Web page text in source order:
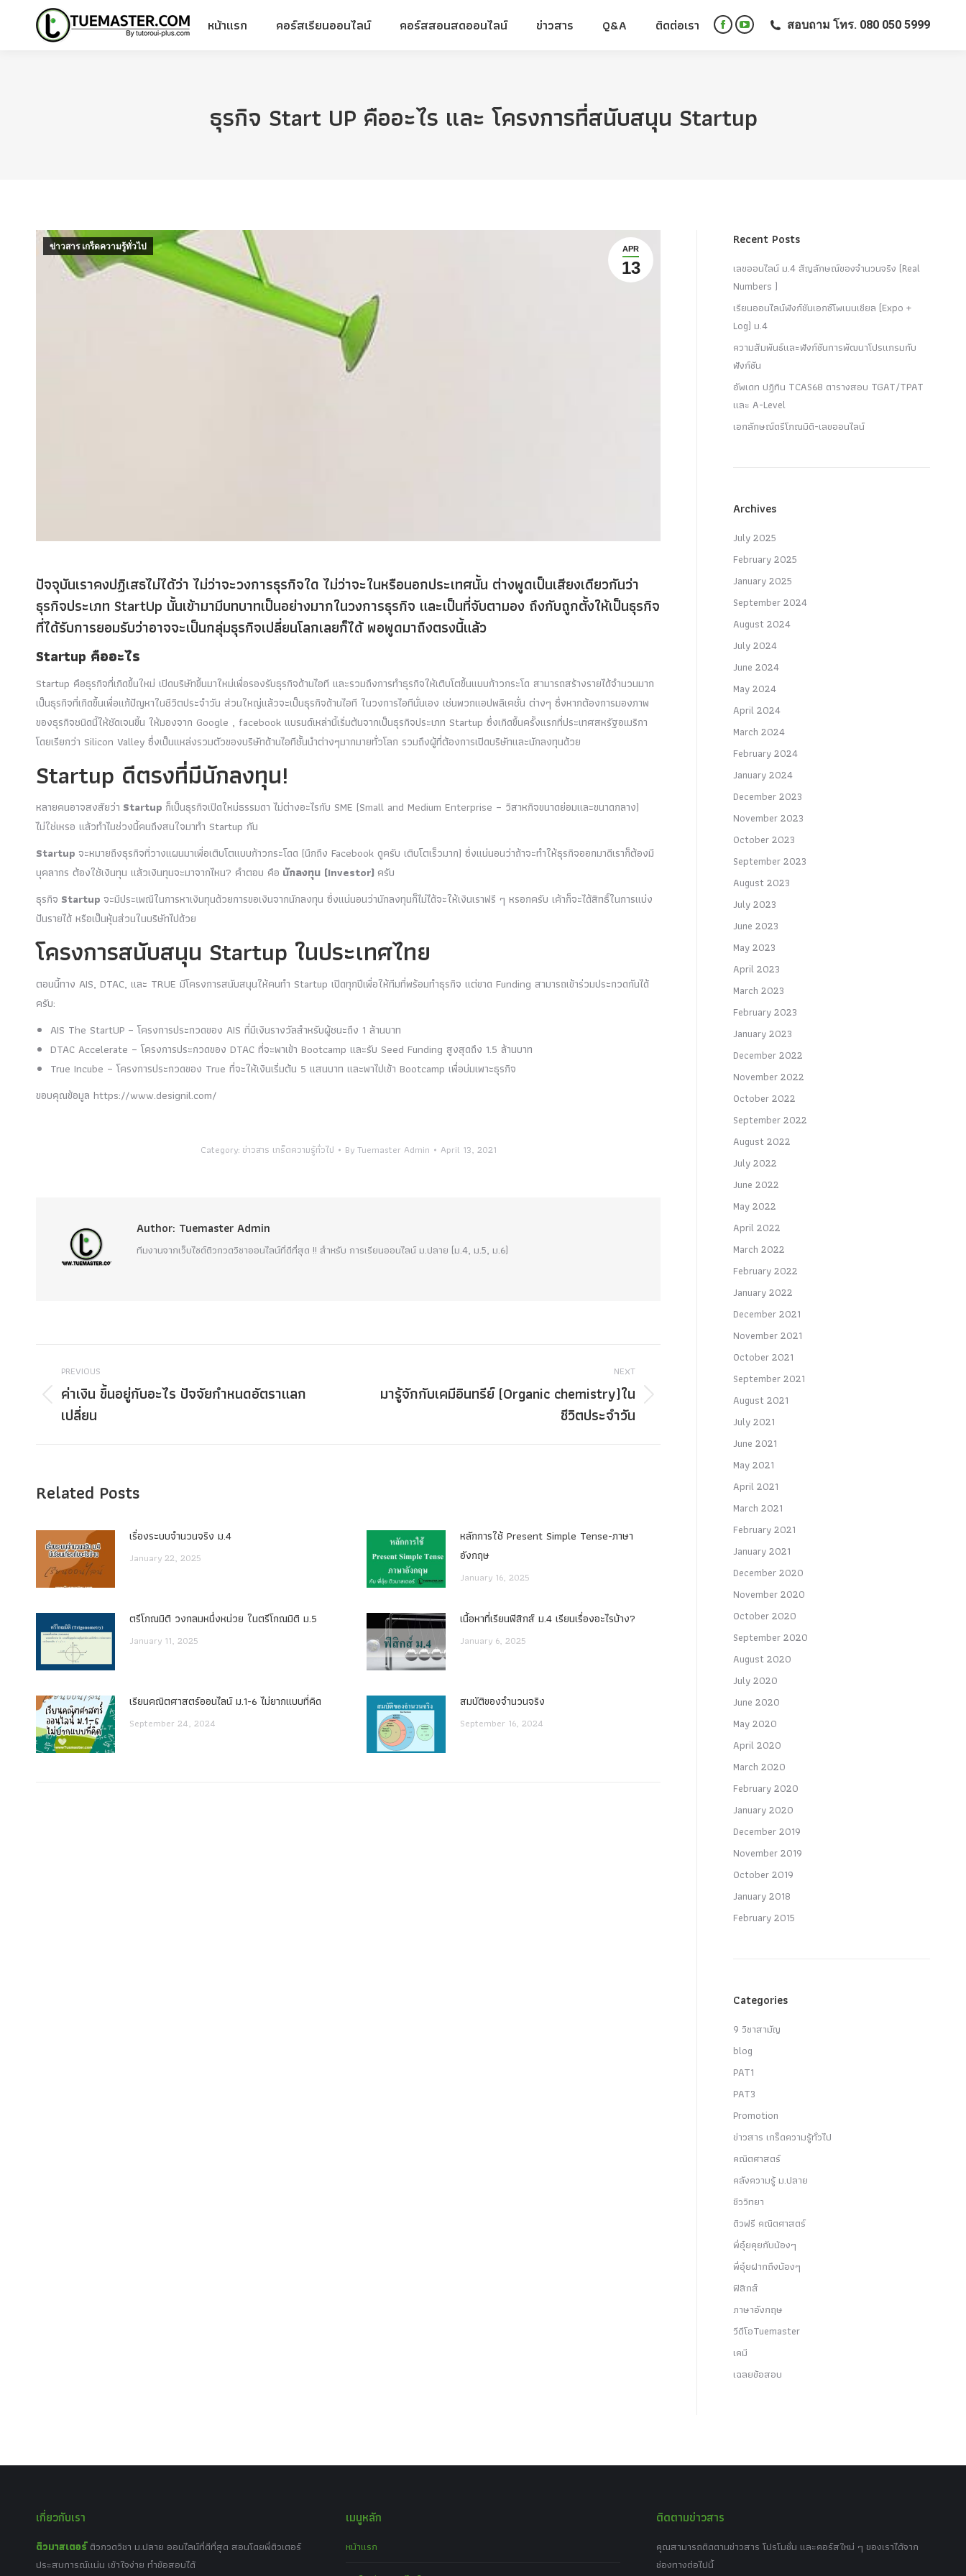
หน้าแรก คอร์สเรียนออนไลน์ คอร์สสอนสดออนไลน์ ข่าวสาร Q&A ติดต่อเรา
Facebook
new
window
YouTube
window
สอบถาม โทร. 080 050 5999
ธุรกิจ Start UP คืออะไร และ โครงการที่สนับสนุน Startup
APR
13
ข่าวสาร เกร็ดความรู้ทั่วไป
ปัจจุบันเราคงปฏิเสธไม่ได้ว่า ไม่ว่าจะวงการธุรกิจใด ไม่ว่าจะในหรือนอกประเทศนั้น ต่างพูดเป็นเสียงเดียวกันว่า
ธุรกิจประเภท StartUp นั้นเข้ามามีบทบาทเป็นอย่างมากในวงการธุรกิจ และเป็นที่จับตามอง ถึงกับถูกตั้งให้เป็นธุรกิจ
ที่ได้รับการยอมรับว่าอาจจะเป็นกลุ่มธุรกิจเปลี่ยนโลกเลยก็ได้ พอพูดมาถึงตรงนี้แล้ว
Startup คืออะไร
Startup คือธุรกิจที่เกิดขึ้นใหม่ เปิดบริษัทขึ้นมาใหม่เพื่อรองรับธุรกิจด้านไอที และรวมถึงการทำธุรกิจให้เติบโตขึ้นแบบก้าวกระโด สามารถสร้างรายได้จำนวนมาก
เป็นธุรกิจที่เกิดขึ้นเพื่อแก้ปัญหาในชีวิตประจำวัน ส่วนใหญ่แล้วจะเป็นธุรกิจด้านไอที ในวงการไอทีนั่นเอง เช่นพวกแอปพลิเคชั่น ต่างๆ ซึ่งหากต้องการมองภาพ
ของธุรกิจชนิดนี้ให้ชัดเจนขี้น ให้มองจาก Google , facebook แบรนด์เหล่านี้เริ่มต้นจากเป็นธุรกิจประเภท Startup ซึ่งเกิดขึ้นครั้งแรกที่ประเทศสหรัฐอเมริกา
โดยเรียกว่า Silicon Valley ซึ่งเป็นแหล่งรวมตัวของบริษัทด้านไอทีชั้นนำต่างๆมากมายทั่วโลก รวมถึงผู้ที่ต้องการเปิดบริษัทและนักลงทุนด้วย
Startup ดีตรงที่มีนักลงทุน!
หลายคนอาจสงสัยว่า Startup ก็เป็นธุรกิจเปิดใหม่ธรรมดา ไม่ต่างอะไรกับ SME (Small and Medium Enterprise – วิสาหกิจขนาดย่อมและขนาดกลาง)
ไม่ใช่เหรอ แล้วทำไมช่วงนี้คนถึงสนใจมาทำ Startup กัน
Startup จะหมายถึงธุรกิจที่วางแผนมาเพื่อเติบโตแบบก้าวกระโดด (นึกถึง Facebook ดูครับ เติบโตเร็วมาก) ซึ่งแน่นอนว่าถ้าจะทำให้ธุรกิจออกมาดีเราก็ต้องมี
บุคลากร ต้องใช้เงินทุน แล้วเงินทุนจะมาจากไหน? คำตอบ คือ นักลงทุน (Investor) ครับ
ธุรกิจ Startup จะมีประเพณีในการหาเงินทุนด้วยการขอเงินจากนักลงทุน ซึ่งแน่นอนว่านักลงทุนก็ไม่ได้จะให้เงินเราฟรี ๆ หรอกครับ เค้าก็จะได้สิทธิ์ในการแบ่ง
ปันรายได้ หรือเป็นหุ้นส่วนในบริษัทไปด้วย
โครงการสนับสนุน Startup ในประเทศไทย
ตอนนี้ทาง AIS, DTAC, และ TRUE มีโครงการสนับสนุนให้คนทำ Startup เปิดทุกปีเพื่อให้ทีมที่พร้อมทำธุรกิจ แต่ขาด Funding สามารถเข้าร่วมประกวดกันได้
ครับ:
AIS The StartUP – โครงการประกวดของ AIS ที่มีเงินรางวัลสำหรับผู้ชนะถึง 1 ล้านบาท
DTAC Accelerate – โครงการประกวดของ DTAC ที่จะพาเข้า Bootcamp และรับ Seed Funding สูงสุดถึง 1.5 ล้านบาท
True Incube – โครงการประกวดของ True ที่จะให้เงินเริ่มต้น 5 แสนบาท และพาไปเข้า Bootcamp เพื่อบ่มเพาะธุรกิจ
ขอบคุณข้อมูล https://www.designil.com/
Category: ข่าวสาร เกร็ดความรู้ทั่วไป ByTuemaster Admin April 13, 2021
Author: Tuemaster Admin
ทีมงานจากเว็บไซต์ติวกวดวิชาออนไลน์ที่ดีที่สุด !! สำหรับ การเรียนออนไลน์ ม.ปลาย (ม.4, ม.5, ม.6)
Post
navigation
PREVIOUS
Previous
post:
ค่าเงิน ขึ้นอยู่กับอะไร ปัจจัยกำหนดอัตราแลก
เปลี่ยน
NEXT
Next
มารู้จักกับเคมีอินทรีย์ (Organic chemistry)ใน
ชีวิตประจำวัน
Related Posts
เรื่องระบบจํานวนจริง ม.4
January 22, 2025
หลักการใช้ Present Simple Tense-ภาษา
อังกฤษ
January 16, 2025
ตรีโกณมิติ วงกลมหนึ่งหน่วย ในตรีโกณมิติ ม.5
January 11, 2025
เนื้อหาที่เรียนฟิสิกส์ ม.4 เรียนเรื่องอะไรบ้าง?
January 6, 2025
เรียนคณิตศาสตร์ออนไลน์ ม.1-6 ไม่ยากแบบที่คิด
September 24, 2024
สมบัติของจำนวนจริง
September 16, 2024
Recent Posts
เลขออนไลน์ ม.4 สัญลักษณ์ของจำนวนจริง (Real
Numbers )
เรียนออนไลน์ฟังก์ชันเอกซ์โพเนนเชียล (Expo +
Log) ม.4
ความสัมพันธ์และฟังก์ชันการพัฒนาโปรแกรมกับ
ฟังก์ชัน
อัพเดท ปฏิทิน TCAS68 ตารางสอบ TGAT/TPAT
และ A-Level
เอกลักษณ์ตรีโกณมิติ-เลขออนไลน์
Archives
July 2025
February 2025
January 2025
September 2024
August 2024
July 2024
June 2024
May 2024
April 2024
March 2024
February 2024
January 2024
December 2023
November 2023
October 2023
September 2023
August 2023
July 2023
June 2023
May 2023
April 2023
March 2023
February 2023
January 2023
December 2022
November 2022
October 2022
September 2022
August 2022
July 2022
June 2022
May 2022
April 2022
March 2022
February 2022
January 2022
December 2021
November 2021
October 2021
September 2021
August 2021
July 2021
June 2021
May 2021
April 2021
March 2021
February 2021
January 2021
December 2020
November 2020
October 2020
September 2020
August 2020
July 2020
June 2020
May 2020
April 2020
March 2020
February 2020
January 2020
December 2019
November 2019
October 2019
January 2018
February 2015
Categories
9 วิชาสามัญ
blog
PAT1
PAT3
Promotion
ข่าวสาร เกร็ดความรู้ทั่วไป
คณิตศาสตร์
คลังความรู้ ม.ปลาย
ชีววิทยา
ติวฟรี คณิตศาสตร์
พี่อุ๋ยคุยกับน้องๆ
พี่อุ๋ยฝากถึงน้องๆ
ฟิสิกส์
ภาษาอังกฤษ
วีดีโอTuemaster
เคมี
เฉลยข้อสอบ
เกี่ยวกับเรา
ติวมาสเตอร์ ติวกวดวิชา ม.ปลาย ออนไลน์ที่ดีที่สุด สอนโดยพี่ติวเตอร์
ประสบการณ์แน่น เข้าใจง่าย ทำข้อสอบได้
เมนูหลัก
หน้าแรก
ติดตามข่าวสาร
คุณสามารถติดตามข่าวสาร โปรโมชั่น และคอร์สใหม่ ๆ ของเราได้จาก
ช่องทางต่อไปนี้
หน้าแรก คอร์สเรียนออนไลน์ คอร์สสอนสดออนไลน์ ข่าวสาร Q&A ติดต่อเรา
Facebook
window
YouTube
window
สอบถาม โทร. 080 050 5999